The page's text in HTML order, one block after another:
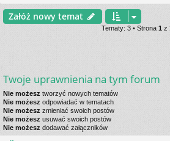
Załóż nowy temat
Tematy: 3 • Strona 1z
Twoje uprawnienia na tym forum
Nie możesz tworzyć nowych tematów
Nie możesz odpowiadać w tematach
Nie możesz zmieniać swoich postów
Nie możesz usuwać swoich postów
Nie możesz dodawać załączników